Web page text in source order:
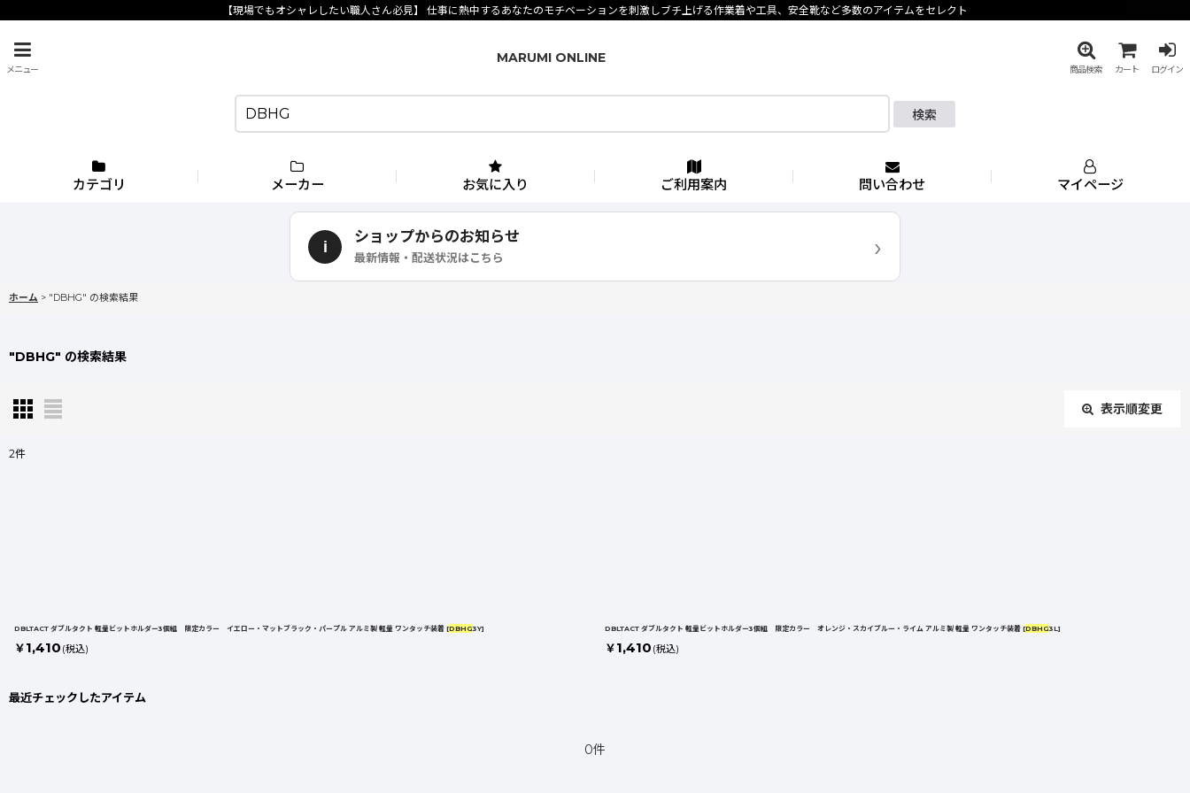
【現場でもオシャレしたい職人さん必見】 仕事に熱中するあなたのモチベーションを刺激しブチ上げる作業着や工具、安全靴など多数のアイテムをセレクト
メニュー
MARUMI ONLINE
商品検索 カート ログイン
検索
カテゴリ メーカー お気に入り ご利用案内 問い合わせ マイページ
i
ショップからのお知らせ
最新情報・配送状況はこちら ›
ホーム > "DBHG" の検索結果
"DBHG" の検索結果
表示順変更
カテゴリ:
メーカー
絞り込む
2件
DBLTACT ダブルタクト 軽量ビットホルダー3個組 限定カラー イエロー・マットブラック・パープル アルミ製 軽量 ワンタッチ装着 [DBHG3Y]
￥ 1,410 (税込)
DBLTACT ダブルタクト 軽量ビットホルダー3個組 限定カラー オレンジ・スカイブルー・ライム アルミ製 軽量 ワンタッチ装着 [DBHG3L]
￥ 1,410 (税込)
最近チェックしたアイテム
0件